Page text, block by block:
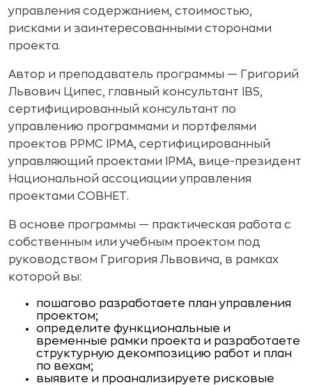
управления содержанием, стоимостью,
рисками и заинтересованными сторонами
проекта.
Автор и преподаватель программы — Григорий
Львович Ципес, главный консультант IBS,
сертифицированный консультант по
управлению программами и портфелями
проектов PPMC IPMA, сертифицированный
управляющий проектами IPMA, вице-президент
Национальной ассоциации управления
проектами СОВНЕТ.
В основе программы — практическая работа с
собственным или учебным проектом под
руководством Григория Львовича, в рамках
которой вы:
пошагово разработаете план управления
проектом;
определите функциональные и
временные рамки проекта и разработаете
структурную декомпозицию работ и план
по вехам;
выявите и проанализируете рисковые